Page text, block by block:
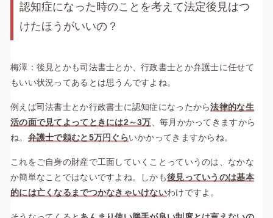
認知症になった時のことを考えて法定後見はつ
けたほうがいいの？
梅澤：後見とかも司法書士とか、行政書士とか弁護士に任せて
もいい状況ってあるとは思うんですよね。
例えば司法書士とか行政書士に認知症になったから法律的な生
活の面で見てよってときには2～3万 、毎月かかってきますから
ね。 弁護士で頼むと5万円ぐらいかかってきますからね。
これをご自身の財産で工面していくことっていうのは、なかな
か簡単なことではないですよね。しかも後見っていうのは基本
的には亡くなるまでつかなきゃいけないわけですよ。